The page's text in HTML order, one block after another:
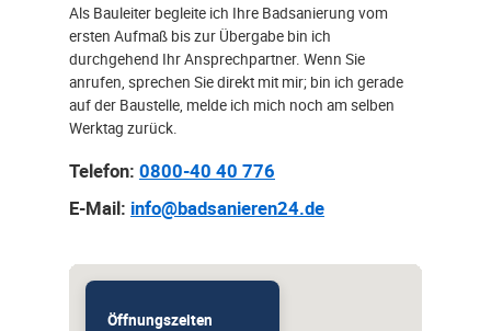
Als Bauleiter begleite ich Ihre Badsanierung vom
ersten Aufmaß bis zur Übergabe bin ich
durchgehend Ihr Ansprechpartner. Wenn Sie
anrufen, sprechen Sie direkt mit mir; bin ich gerade
auf der Baustelle, melde ich mich noch am selben
Werktag zurück.
Telefon: 0800-40 40 776
E-Mail: info@badsanieren24.de
Öffnungszeiten